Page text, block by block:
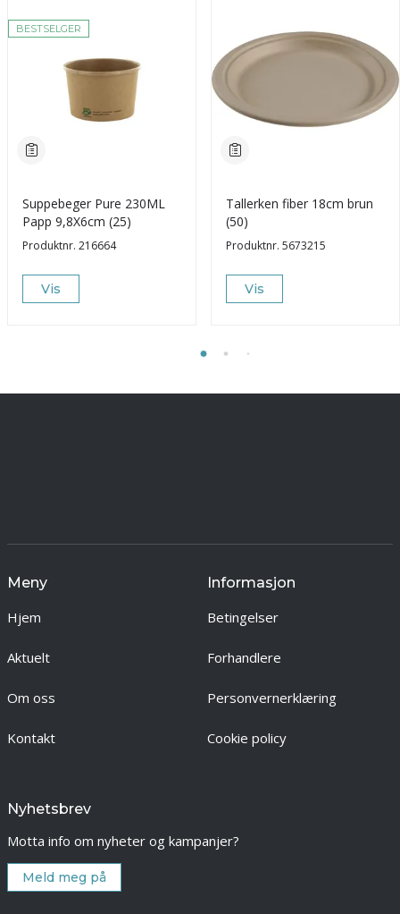
BESTSELGER
Suppebeger Pure 230ML
Papp 9,8X6cm (25)
Produktnr. 216664
Vis
Tallerken fiber 18cm brun
(50)
Produktnr. 5673215
Vis
Meny
Hjem
Aktuelt
Om oss
Kontakt
Informasjon
Betingelser
Forhandlere
Personvernerklæring
Cookie policy
Nyhetsbrev
Motta info om nyheter og kampanjer?
Meld meg på